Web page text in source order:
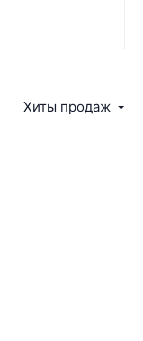
Хиты продаж